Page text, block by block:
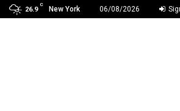
26.9
C
New York 06/08/2026